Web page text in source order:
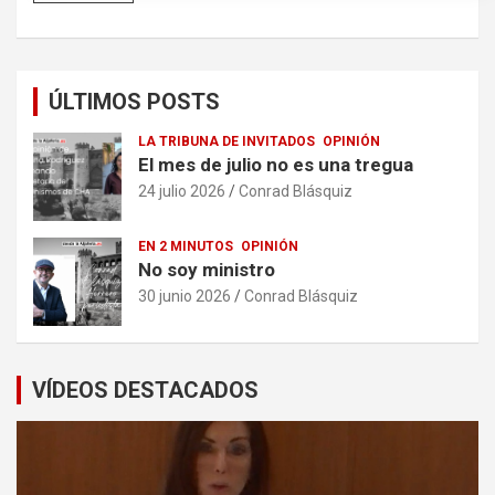
ÚLTIMOS POSTS
LA TRIBUNA DE INVITADOS OPINIÓN
El mes de julio no es una tregua
24 julio 2026 Conrad Blásquiz
EN 2 MINUTOS OPINIÓN
No soy ministro
30 junio 2026 Conrad Blásquiz
VÍDEOS DESTACADOS